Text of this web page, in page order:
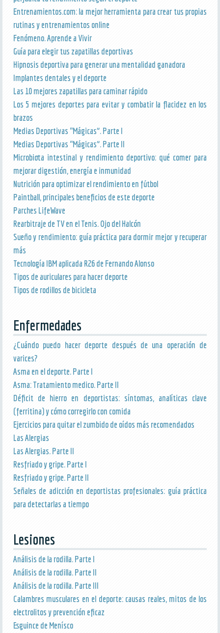
Entrenamientos.com: la mejor herramienta para crear tus propias
rutinas y entrenamientos online
Fenómeno. Aprende a Vivir
Guía para elegir tus zapatillas deportivas
Hipnosis deportiva para generar una mentalidad ganadora
Implantes dentales y el deporte
Las 10 mejores zapatillas para caminar rápido
Los 5 mejores deportes para evitar y combatir la flacidez en los
brazos
Medias Deportivas “Mágicas”. Parte I
Medias Deportivas “Mágicas”. Parte II
Microbiota intestinal y rendimiento deportivo: qué comer para
mejorar digestión, energía e inmunidad
Nutrición para optimizar el rendimiento en fútbol
Paintball, principales beneficios de este deporte
Parches LifeWave
Rearbitraje de TV en el Tenis. Ojo del Halcón
Sueño y rendimiento: guía práctica para dormir mejor y recuperar
más
Tecnología IBM aplicada R26 de Fernando Alonso
Tipos de auriculares para hacer deporte
Tipos de rodillos de bicicleta
Enfermedades
¿Cuándo puedo hacer deporte después de una operación de
varices?
Asma en el deporte. Parte I
Asma: Tratamiento medico. Parte II
Déficit de hierro en deportistas: síntomas, analíticas clave
(ferritina) y cómo corregirlo con comida
Ejercicios para quitar el zumbido de oídos más recomendados
Las Alergias
Las Alergias. Parte II
Resfriado y gripe. Parte I
Resfriado y gripe. Parte II
Señales de adicción en deportistas profesionales: guía práctica
para detectarlas a tiempo
Lesiones
Análisis de la rodilla. Parte I
Análisis de la rodilla. Parte II
Análisis de la rodilla. Parte III
Calambres musculares en el deporte: causas reales, mitos de los
electrolitos y prevención eficaz
Esguince de Menísco